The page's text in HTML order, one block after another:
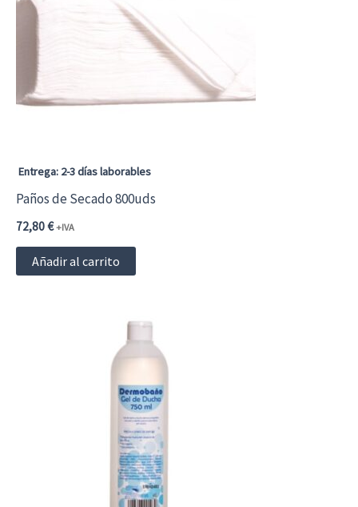
Entrega: 2-3 días laborables
Paños de Secado 800uds
72,80€ +IVA
Añadir al carrito